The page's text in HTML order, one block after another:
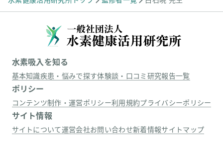
水素吸入を知る
基本知識疾患・悩みで探す体験談・口コミ 研究報告一覧
ポリシー
コンテンツ制作・運営ポリシー利用規約プライバシーポリシー
サイト情報
サイトについて運営会社お問い合わせ新着情報サイトマップ